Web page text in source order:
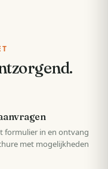
formulier in en ontvang
met mogelijkheden